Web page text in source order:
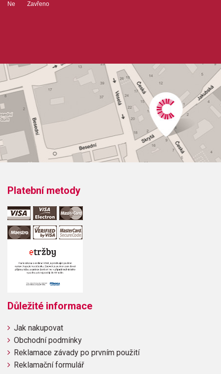
Ne Zavřeno
Platební metody
Důležité informace
Jak nakupovat
Obchodní podmínky
Reklamace závady po prvním použití
Reklamační formulář